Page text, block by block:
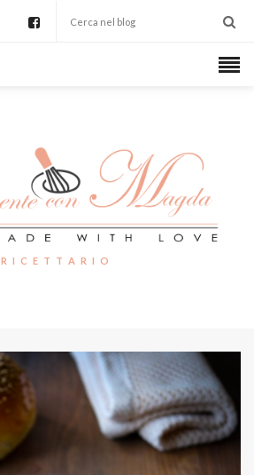
R I C E T T A R I O